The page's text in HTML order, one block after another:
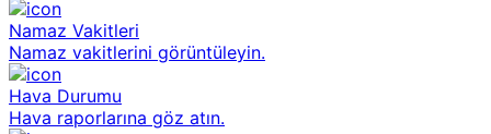
Namaz Vakitleri
Namaz vakitlerini görüntüleyin.
Hava Durumu
Hava raporlarına göz atın.